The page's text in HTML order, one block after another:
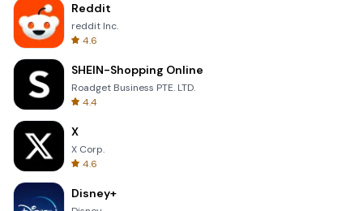
Reddit
reddit Inc.
4.6
SHEIN-Shopping Online
Roadget Business PTE. LTD.
4.4
X
X Corp.
4.6
Disney+